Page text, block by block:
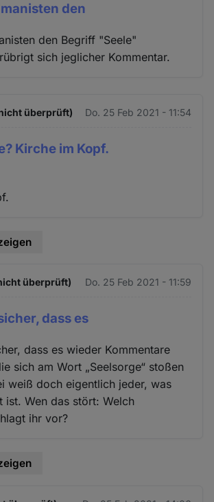
den
den Begriff "Seele"
sich jeglicher Kommentar.
überprüft) Do. 25 Feb 2021 - 11:54
Kirche im Kopf.
überprüft) Do. 25 Feb 2021 - 11:59
dass es
dass es wieder Kommentare
sich am Wort „Seelsorge“ stoßen
weiß doch eigentlich jeder, was
ist. Wen das stört: Welch
ihr vor?